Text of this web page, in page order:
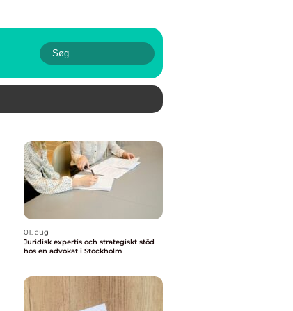
01. aug
Juridisk expertis och strategiskt stöd
hos en advokat i Stockholm